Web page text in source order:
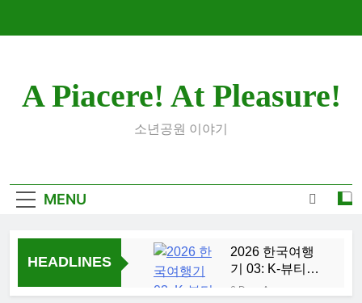
A Piacere! At Pleasure!
소년공원 이야기
MENU
HEADLINES
2026 한국여행
기 03: K-뷰티를
만끽하다
6 Days Ago